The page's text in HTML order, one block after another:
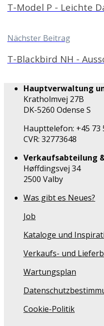
T-Model P - Leichte
Nächster Beitrag
T-Blackbird NH -
Hauptverwaltung
Kratholmvej 27B
DK-5260 Odense S
Haupttelefon: +45 73
CVR: 32773648
Verkaufsabteilung
Høffdingsvej 34
2500 Valby
Was gibt es Neues?
Job
Kataloge und
Verkaufs- und
Wartungsplan
Cookie-Politik